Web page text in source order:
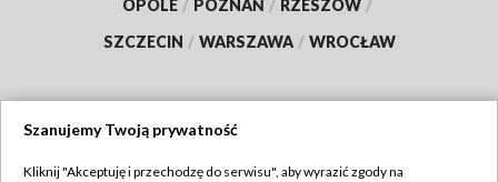
OPOLE / POZNAŃ / RZESZÓW /
SZCZECIN / WARSZAWA / WROCŁAW
Szanujemy Twoją prywatność
Kliknij "Akceptuję i przechodzę do serwisu", aby wyrazić zgody na